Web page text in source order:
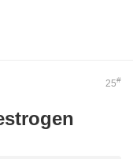
25#